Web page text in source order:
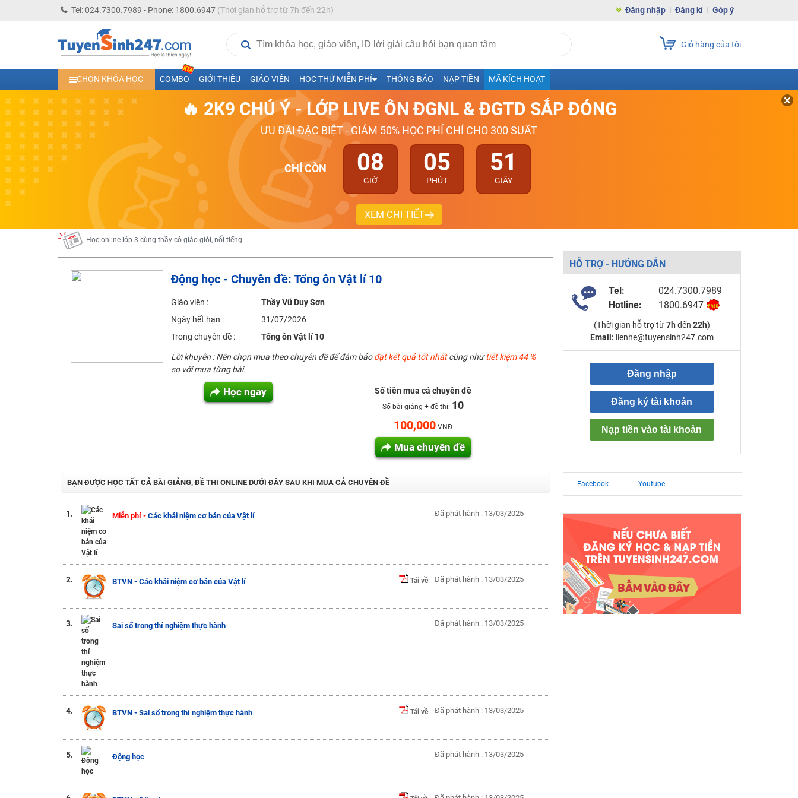
Tel: 024.7300.7989 - Phone: 1800.6947(Thời gian hỗ trợ từ 7h đến 22h) Đăng nhập Đăng kí Góp ý
Giỏ hàng của tôi
CHỌN KHÓA HỌC COMBO GIỚI THIỆU GIÁO VIÊN HỌC THỬ MIỄN PHÍ THÔNG BÁO NẠP TIỀN MÃ KÍCH HOẠT
🔥 2K9 CHÚ Ý - LỚP LIVE ÔN ĐGNL & ĐGTD SẮP ĐÓNG
ƯU ĐÃI ĐẶC BIỆT - GIẢM 50% HỌC PHÍ CHỈ CHO 300 SUẤT
CHỈ CÒN 08
GIỜ
05
PHÚT
50
GIÂY
XEM CHI TIẾT
Học trực tuyến lớp 10 các môn Toán - Lý - Hóa - Văn - Anh- Sinh-Sử-Địa cùng Thầy Cô giỏi, nổi tiếng
Học online trực tuyến cấp Tiểu học và THCS năm học 2026-2027
Học online lớp 5 cùng thầy cô giáo giỏi, nổi tiếng
Học online lớp 7 cùng thầy cô giáo giỏi
Học online lớp 6 cùng thầy cô giỏi, nổi tiếng
Học online lớp 8 cùng thầy cô giáo giỏi
2K13! Bứt Phá Lớp 5 Năm Học 2023 - 2024
Học online lớp 4 cùng thầy cô giáo giỏi, nổi tiếng
Học online lớp 3 cùng thầy cô giáo giỏi, nổi tiếng
Học online lớp 2 với thầy cô giáo giỏi, nổi tiếng
2K6! Lộ Trình Sun 2024 - Ba bước luyện thi TN THPT - ĐH ít nhất 25 điểm
Khuyến Mãi Khoá Học 1K Chỉ Từ 11-13/09/2024
Đồng giá khóa học 499K - 399K (13/11-15/11)
Khai giảng khóa Ngữ văn 7 - xây nền vững chắc cho tương lai!
Luyện thi vào lớp 10 môn Toán, Văn, Hóa, Anh, Lý với giáo viên giỏi và nổi tiếng
Động học - Chuyên đề: Tổng ôn Vật lí 10
Giáo viên :
Thầy Vũ Duy Sơn
Ngày hết hạn :
31/07/2026
Trong chuyên đề :
Tổng ôn Vật lí 10
Lời khuyên : Nên chọn mua theo chuyên đề để đảm bảođạt kết quả tốt nhấtcũng nhưtiết kiệm 44 %
so với mua từng bài.
Học ngay Số tiền mua cả chuyên đề
Số bài giảng + đề thi: 10
100,000 VNĐ
Mua chuyên đề
BẠN ĐƯỢC HỌC TẤT CẢ BÀI GIẢNG, ĐỀ THI ONLINE DƯỚI ĐÂY SAU KHI MUA CẢ CHUYÊN ĐỀ
1. Miễn phí - Các khái niệm cơ bản của Vật lí Đã phát hành : 13/03/2025
2. BTVN - Các khái niệm cơ bản của Vật lí Tải về Đã phát hành : 13/03/2025
3. Sai số trong thí nghiệm thực hành Đã phát hành : 13/03/2025
4. BTVN - Sai số trong thí nghiệm thực hành Tải về Đã phát hành : 13/03/2025
5. Động học Đã phát hành : 13/03/2025
HỖ TRỢ - HƯỚNG DẪN
Tel:
024.7300.7989
Hotline:
1800.6947
(Thời gian hỗ trợ từ7h đến 22h)
Email: lienhe@tuyensinh247.com
Đăng nhập
Đăng ký tài khoản
Nạp tiền vào tài khoản
Facebook Youtube